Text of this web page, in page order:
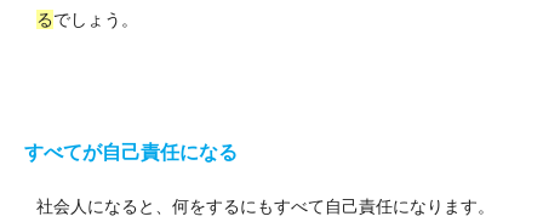
るでしょう。
すべてが自己責任になる
社会人になると、何をするにもすべて自己責任になります。